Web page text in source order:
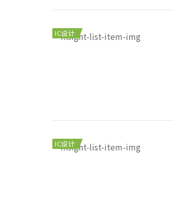
IC设计
IC设计